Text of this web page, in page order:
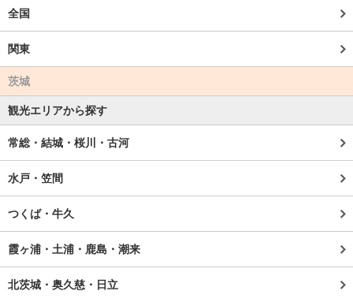
全国
関東
茨城
観光エリアから探す
常総・結城・桜川・古河
水戸・笠間
つくば・牛久
霞ヶ浦・土浦・鹿島・潮来
北茨城・奥久慈・日立